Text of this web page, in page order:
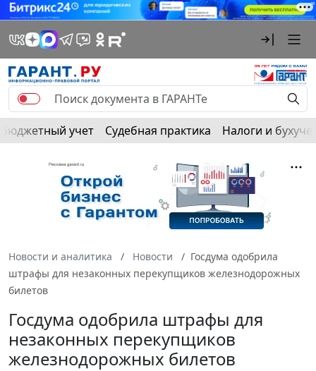
Бюджетный учет Судебная практика Налоги и
Новости и аналитика Новости
Госдума одобрила
штрафы для незаконных перекупщиков железнодорожных
билетов
Госдума одобрила штрафы для
незаконных перекупщиков
железнодорожных билетов